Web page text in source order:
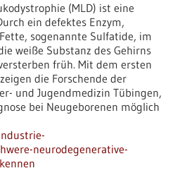
(MLD) ist eine
ein defektes Enzym,
sogenannte Sulfatide, im
weiße Substanz des Gehirns
früh. Mit dem ersten
die Forschende der
und Jugendmedizin Tübingen,
bei Neugeborenen möglich
neurodegenerative-